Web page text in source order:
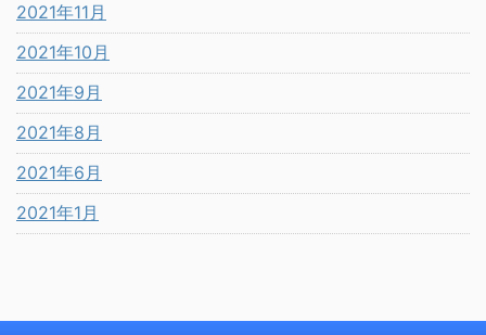
2021年11月
2021年10月
2021年9月
2021年8月
2021年6月
2021年1月